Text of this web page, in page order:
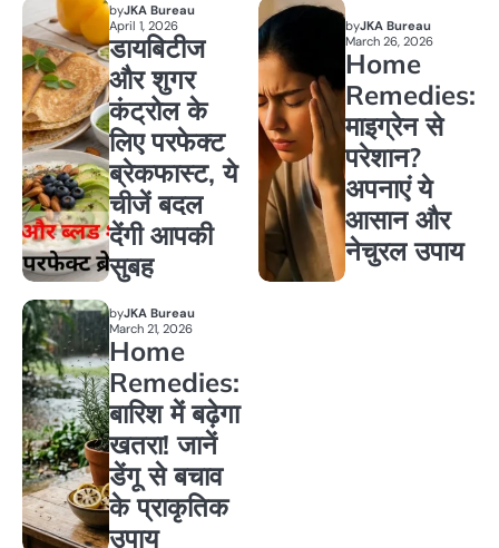
byJKA Bureau
April 1, 2026
डायबिटीज
और शुगर
कंट्रोल के
लिए परफेक्ट
ब्रेकफास्ट, ये
चीजें बदल
देंगी आपकी
सुबह
byJKA Bureau
March 26, 2026
Home
Remedies:
माइग्रेन से
परेशान?
अपनाएं ये
आसान और
नेचुरल उपाय
byJKA Bureau
March 21, 2026
Home
Remedies:
बारिश में बढ़ेगा
खतरा! जानें
डेंगू से बचाव
के प्राकृतिक
उपाय